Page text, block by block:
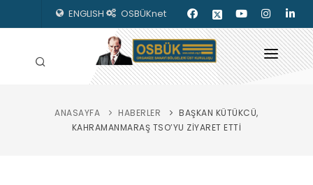
ENGLISH OSBÜKnet
HAKKIMIZDA
ANASAYFA HABERLER
BAŞKAN KÜTÜKCÜ,
KAHRAMANMARAŞ TSO’YU ZİYARET ETTİ